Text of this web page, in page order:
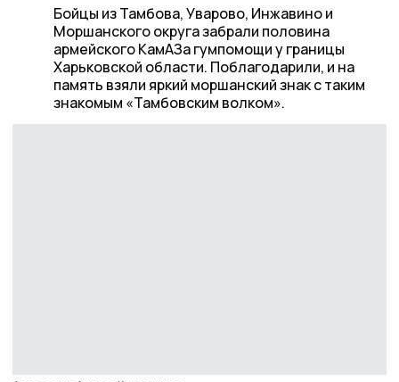
Бойцы из Тамбова, Уварово, Инжавино и
Моршанского округа забрали половина
армейского КамАЗа гумпомощи у границы
Харьковской области. Поблагодарили, и на
память взяли яркий моршанский знак с таким
знакомым «Тамбовским волком».